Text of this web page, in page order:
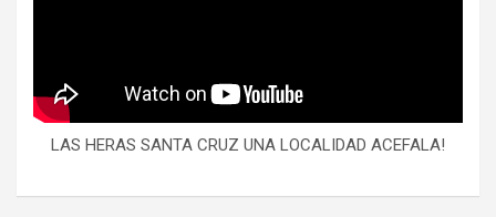
LAS HERAS SANTA CRUZ UNA LOCALIDAD ACEFALA!